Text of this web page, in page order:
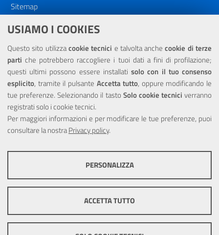
USIAMO I COOKIES
Questo sito utilizzacookie tecnici e talvolta anchecookie di terze
parti che potrebbero raccogliere i tuoi dati a fini di profilazione;
questi ultimi possono essere installatisolo con il tuo consenso
esplicito, tramite il pulsante Accetta tutto, oppure modificando le
tue preferenze. Selezionando il tasto Solo cookie tecnici verranno
registrati solo i cookie tecnici.
Per maggiori informazioni e per modificare le tue preferenze, puoi
consultare la nostraPrivacy policy.
ottimale per ogni utente. Essi non raccolgono i tuoi dati e le tue
informazioni di navigazione per scopi di marketing e profilazione, e
pertanto possono essere utilizzati senza bisogno di acquisire il tuo
PERSONALIZZA
ACCETTA TUTTO
Sitemap
Dichiarazione di accessibilità
NOTE LEGALI
Privacy
Portale realizzato con la partecipazione finanziaria dell'Unione
Europea tramite i fondi del POR Sicilia 2000/2006 Misura 6.05 -